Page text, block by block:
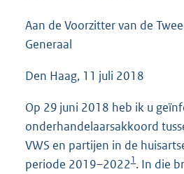
Aan de Voorzitter van de
Generaal
Den Haag, 11 juli 2018
Op 29 juni 2018 heb ik u
onderhandelaarsakkoord
VWS en partijen in de
periode 2019–20221. In die